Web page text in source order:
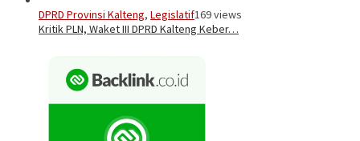
DPRD Provinsi Kalteng, Legislatif169 views
Kritik PLN, Waket III DPRD Kalteng Keber…